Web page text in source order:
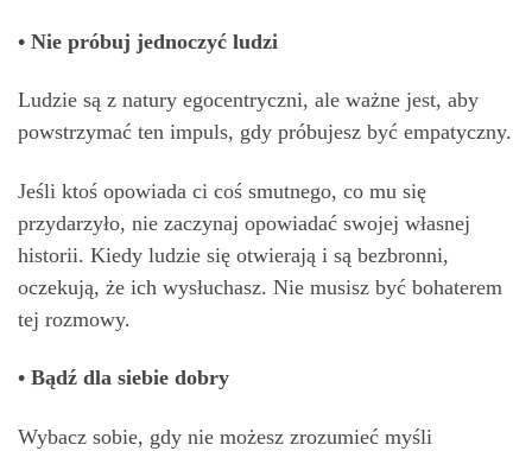
• Nie próbuj jednoczyć ludzi
Ludzie są z natury egocentryczni, ale ważne jest, aby
powstrzymać ten impuls, gdy próbujesz być empatyczny.
Jeśli ktoś opowiada ci coś smutnego, co mu się
przydarzyło, nie zaczynaj opowiadać swojej własnej
historii. Kiedy ludzie się otwierają i są bezbronni,
oczekują, że ich wysłuchasz. Nie musisz być bohaterem
tej rozmowy.
• Bądź dla siebie dobry
Wybacz sobie, gdy nie możesz zrozumieć myśli